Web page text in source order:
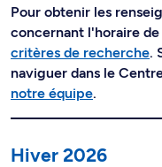
Pour obtenir les
concernant l'horaire
critères de recherche.
naviguer dans le
notre équipe.
Hiver 2026